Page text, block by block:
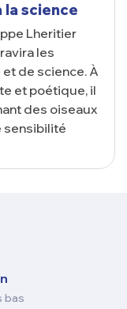
la science
Lheritier
les
de science. À
et poétique, il
des oiseaux
sensibilité
bas